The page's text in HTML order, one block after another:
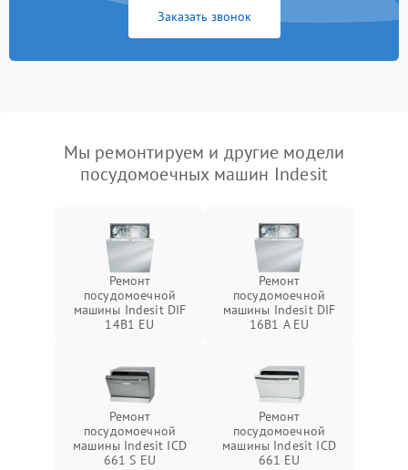
Заказать звонок
Мы ремонтируем и другие модели
посудомоечных машин Indesit
Ремонт
посудомоечной
машины Indesit DIF
14B1 EU
Ремонт
посудомоечной
машины Indesit DIF
16B1 A EU
Ремонт
посудомоечной
машины Indesit ICD
661 S EU
Ремонт
посудомоечной
машины Indesit ICD
661 EU